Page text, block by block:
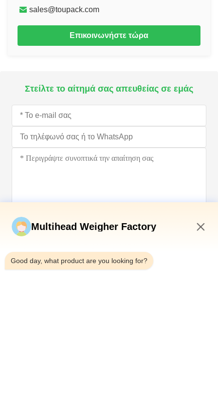
sales@toupack.com
Επικοινωνήστε τώρα
Στείλτε το αίτημά σας απευθείας σε εμάς
Multihead Weigher Factory
Good day, what product are you looking for?